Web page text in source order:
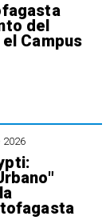
del
Campus
2026